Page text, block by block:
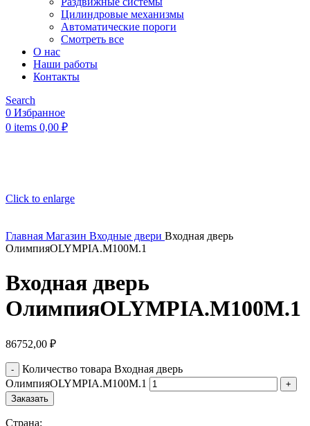
Цилиндровые механизмы
Автоматические пороги
Смотреть все
О нас
Наши работы
Контакты
Search
0 Избранное
0 items 0,00 ₽
Click to enlarge
Главная Магазин Входные двери Входная дверь
ОлимпияOLYMPIA.M100M.1
Входная дверь
ОлимпияOLYMPIA.M100M.1
86752,00 ₽
Количество товара Входная дверь
ОлимпияOLYMPIA.M100M.1
Заказать
Страна: